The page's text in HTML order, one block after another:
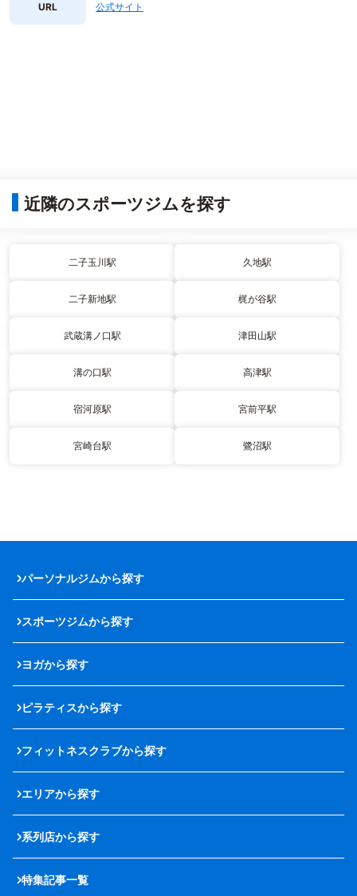
URL 公式サイト
近隣のスポーツジムを探す
二子玉川駅 久地駅
二子新地駅 梶が谷駅
武蔵溝ノ口駅 津田山駅
溝の口駅 高津駅
宿河原駅 宮前平駅
宮崎台駅 鷺沼駅
パーソナルジムから探す
スポーツジムから探す
ヨガから探す
ピラティスから探す
フィットネスクラブから探す
エリアから探す
系列店から探す
特集記事一覧